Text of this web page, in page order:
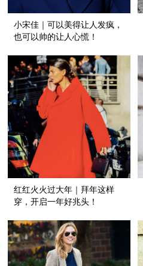
小宋佳｜可以美得让人发疯，
也可以帅的让人心慌！
红红火火过大年｜拜年这样
穿，开启一年好兆头！